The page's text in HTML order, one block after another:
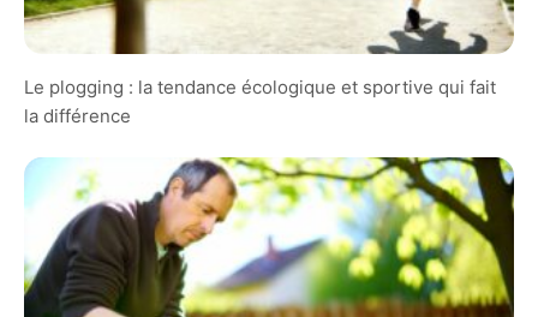
Le plogging : la tendance écologique et sportive qui fait
la différence